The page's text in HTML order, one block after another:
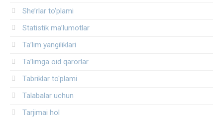
She’rlar to‘plami
Statistik ma’lumotlar
Ta’lim yangiliklari
Ta’limga oid qarorlar
Tabriklar to'plami
Talabalar uchun
Tarjimai hol